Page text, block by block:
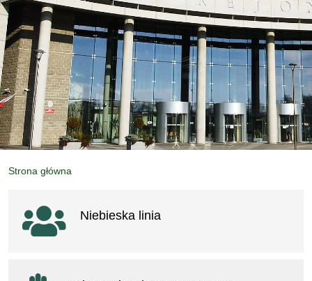
Strona główna
Ważne linki
Niebieska linia